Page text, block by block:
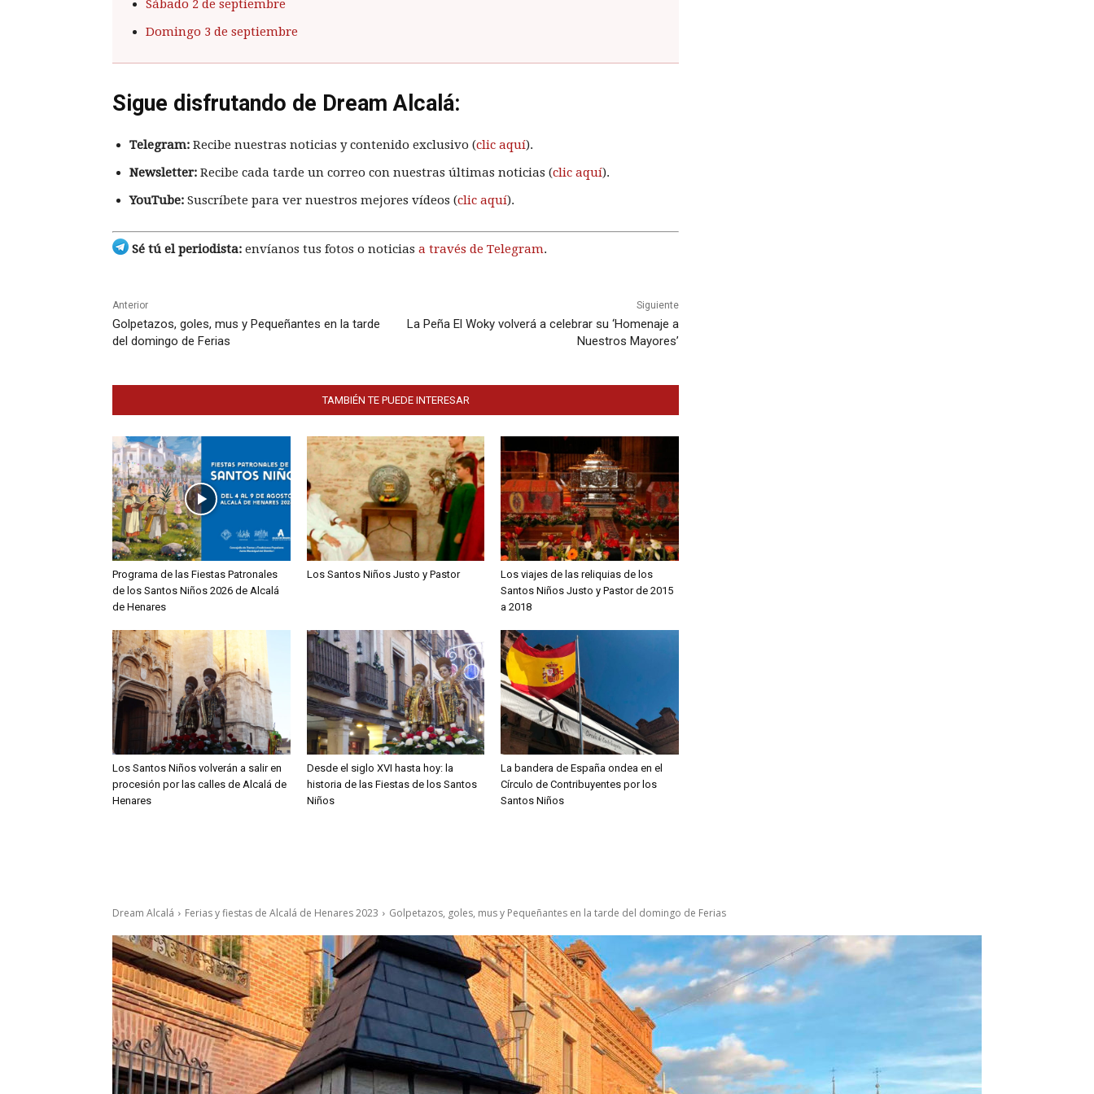
Sábado 2 de septiembre
Domingo 3 de septiembre
Sigue disfrutando de Dream Alcalá:
Telegram: Recibe nuestras noticias y contenido exclusivo (clic aquí).
Newsletter: Recibe cada tarde un correo con nuestras últimas noticias (clic aquí).
YouTube: Suscríbete para ver nuestros mejores vídeos (clic aquí).
Sé tú el periodista: envíanos tus fotos o noticias a través de Telegram.
Anterior
Golpetazos, goles, mus y Pequeñantes en la tarde
del domingo de Ferias
Siguiente
La Peña El Woky volverá a celebrar su ‘Homenaje a
Nuestros Mayores’
TAMBIÉN TE PUEDE INTERESAR
Programa de las Fiestas Patronales
de los Santos Niños 2026 de Alcalá
de Henares
Los Santos Niños Justo y Pastor
Los viajes de las reliquias de los
Santos Niños Justo y Pastor de 2015
a 2018
Los Santos Niños volverán a salir en
procesión por las calles de Alcalá de
Henares
Desde el siglo XVI hasta hoy: la
historia de las Fiestas de los Santos
Niños
La bandera de España ondea en el
Círculo de Contribuyentes por los
Santos Niños